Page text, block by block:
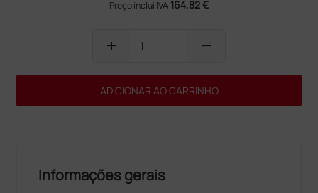
Preço inclui IVA 164,82 €
add remove
ADICIONAR AO CARRINHO
Informações gerais